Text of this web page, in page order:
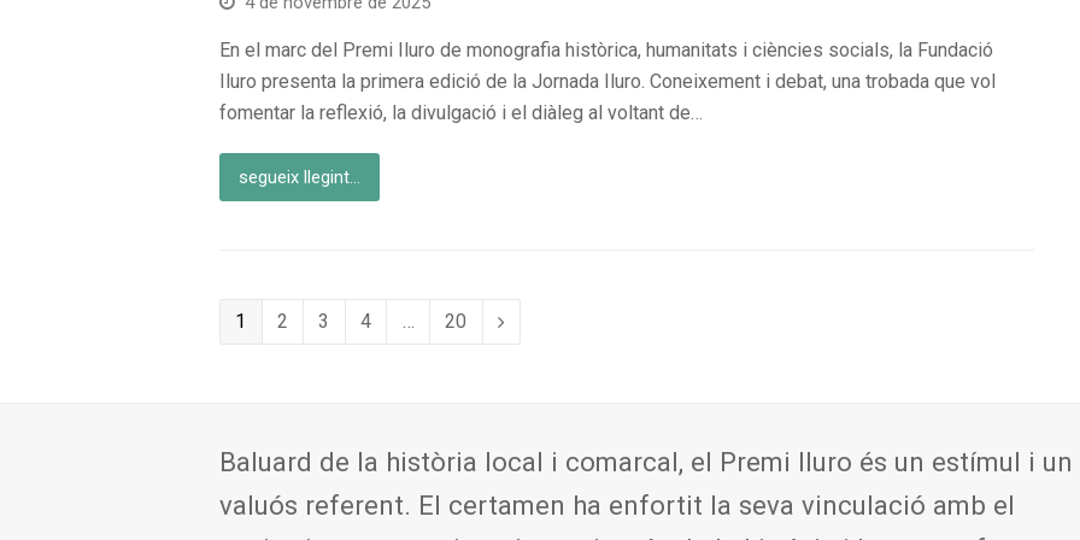
En el marc del Premi Iluro de monografia històrica, humanitats i ciències socials, la Fundació
Iluro presenta la primera edició de la Jornada Iluro. Coneixement i debat, una trobada que vol
fomentar la reflexió, la divulgació i el diàleg al voltant de…
segueix llegint...
Page
1 Page
2 Page
3 Page
4 … Page
20 Next
Baluard de la història local i comarcal, el Premi Iluro és un estímul i un
valuós referent. El certamen ha enfortit la seva vinculació amb el